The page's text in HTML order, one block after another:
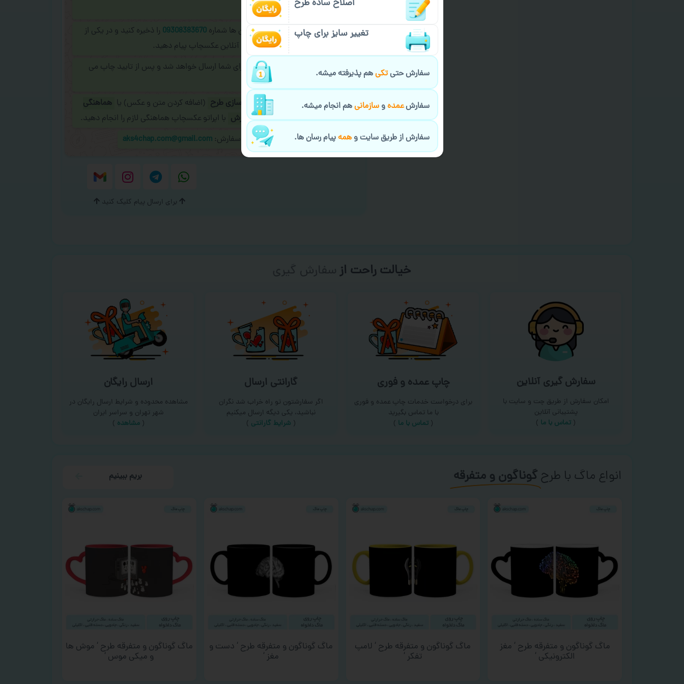
فرمایید.
برای ارسال پیام در پیام رسان ها شماره 09308383670 را ذخیره کنید و در یکی از
پیام رسان های زیر به اپراتور آنلاین عکسچاپ پیام دهید.
طراحی نهایی قبل از چاپ برای شما ارسال خواهد شد و پس از تایید چاپ می
در صورت نیاز به سفارشی سازی طرح (اضافه کردن متن و عکس) یا هماهنگی
ارسال و یا کادو کردن سفارش با اپراتو عکسچاپ هماهنگی لازم را انجام دهید.
ایمیل جهت ثبت یا پیگیری سفارش: aks4chap.com@gmail.com
برای ارسال پیام کلیک کنید
خیالت راحت از سفارش گیری
سفارش گیری آنلاین
امکان سفارش از طریق چت و سایت با
پشتیبانی آنلاین
( تماس با ما‌ )
چاپ عمده و فوری
برای درخواست خدمات چاپ عمده و فوری
با ما تماس بگیرید
( تماس با ما )
گارانتی ارسال
اگر سفارشتون تو راه خراب شد نگران
نباشید، یکی دیگه ارسال میکنیم
( شرایط گارانتی )
ارسال رایگان
مشاهده محدوده و شرایط ارسال رایگان در
شهر تهران و سراسر ایران
(مشاهده )
انواع ماگ با طرحگوناگون و متفرقه بریم ببینیم
ماگ گوناگون و متفرقه طرح ‘ مغز
الکترونیکی ‘
ماگ گوناگون و متفرقه طرح ‘ لامپ
تفکر ‘
ماگ گوناگون و متفرقه طرح ‘ دست و
مغز ‘
ماگ گوناگون و متفرقه طرح ‘ موش ها
و میکی موس ‘
اصلاح ساده طرح
تغییر سایز برای چاپ
سفارش حتیتکیهم پذیرفته میشه.
سفارشعمدهوسازمانیهم انجام میشه.
سفارش از طریق سایت وهمهپیام رسان ها.